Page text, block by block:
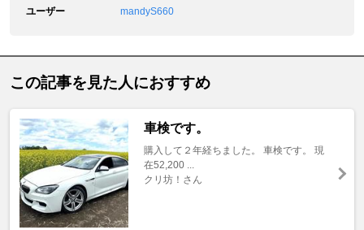
ユーザー
mandyS660
この記事を見た人におすすめ
車検です。
購入して２年経ちました。 車検です。 現
在52,200 ...
クリ坊！さん